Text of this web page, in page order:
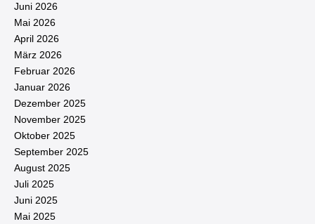
Juni 2026
Mai 2026
April 2026
März 2026
Februar 2026
Januar 2026
Dezember 2025
November 2025
Oktober 2025
September 2025
August 2025
Juli 2025
Juni 2025
Mai 2025